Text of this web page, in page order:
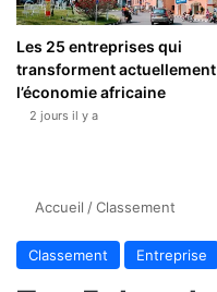
Les 25 entreprises qui
transforment actuellement
l’économie africaine
2 jours il y a